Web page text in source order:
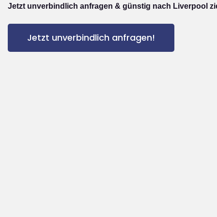
Jetzt unverbindlich anfragen & günstig nach Liverpool
Jetzt unverbindlich anfragen!